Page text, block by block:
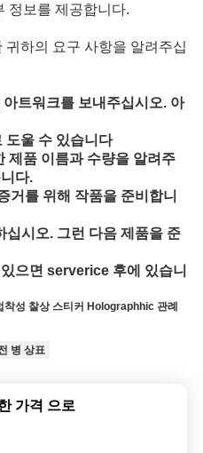
정보를 제공합니다.
하의 요구 사항을 알려주십
트워크를 보내주십시오. 아
도울 수 있습니다
제품 이름과 수량을 알려주
다.
거를 위해 작품을 준비합니
십시오. 그런 다음 제품을 준
으면 serverice 후에 있습니
성 찰상 스티커 Holographhic 관례
병 상표
가격 으로